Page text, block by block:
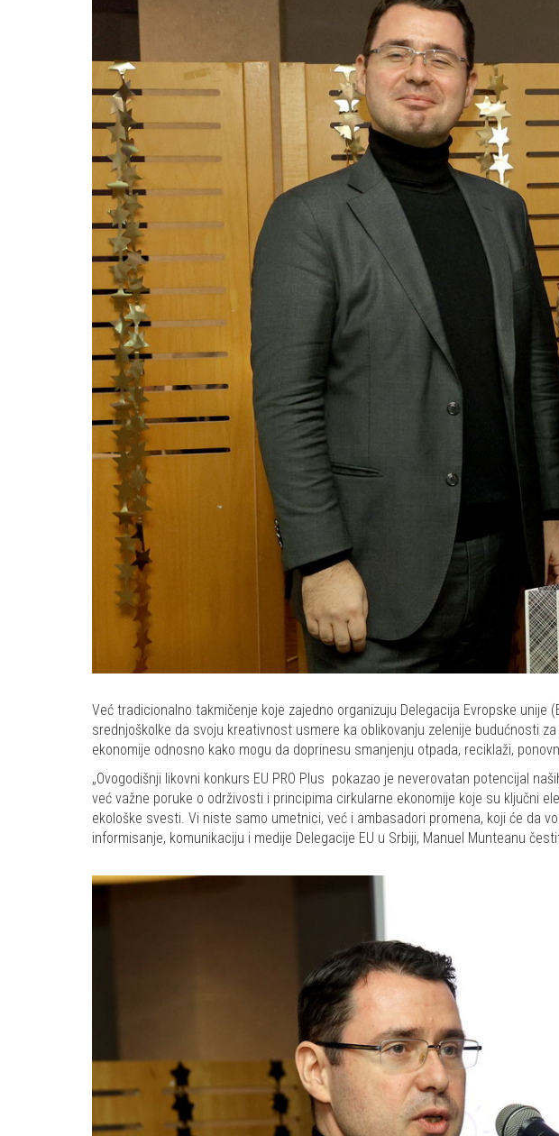
Već tradicionalno takmičenje koje zajedno organizuju Delegacija Evropske
srednjoškolke da svoju kreativnost usmere ka oblikovanju zelenije budućnosti
ekonomije odnosno kako mogu da doprinesu smanjenju otpada, reciklaži,
„Ovogodišnji likovni konkurs EU PRO Plus pokazao je neverovatan potencijal
već važne poruke o održivosti i principima cirkularne ekonomije koje su ključni
ekološke svesti. Vi niste samo umetnici, već i ambasadori promena, koji će da
informisanje, komunikaciju i medije Delegacije EU u Srbiji, Manuel Munteanu